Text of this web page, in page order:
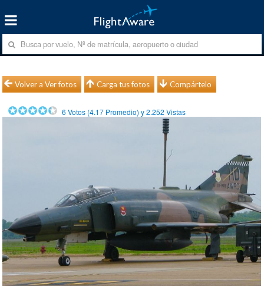
Volver a Ver fotos Carga tus fotos Compártelo
6 Votos (4.17 Promedio) y2.252 Vistas